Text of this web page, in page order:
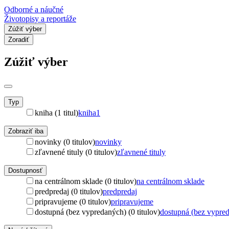
Odborné a náučné
Životopisy a reportáže
Zúžiť výber
Zoradiť
Zúžiť výber
Typ
kniha (1 titul)kniha1
Zobraziť iba
novinky (0 titulov)novinky
zľavnené tituly (0 titulov)zľavnené tituly
Dostupnosť
na centrálnom sklade (0 titulov)na centrálnom sklade
predpredaj (0 titulov)predpredaj
pripravujeme (0 titulov)pripravujeme
dostupná (bez vypredaných) (0 titulov)dostupná (bez